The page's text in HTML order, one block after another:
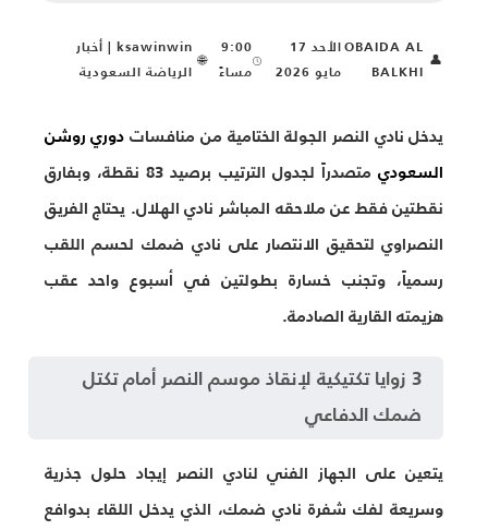
👤
OBAIDA AL
BALKHI
الأحد 17
مايو 2026
9:00
مساءً
🌐
ksawinwin | أخبار
الرياضة السعودية
يدخل نادي النصر الجولة الختامية من منافسات دوري روشن
السعودي متصدراً لجدول الترتيب برصيد 83 نقطة، وبفارق
نقطتين فقط عن ملاحقه المباشر نادي الهلال. يحتاج الفريق
النصراوي لتحقيق الانتصار على نادي ضمك لحسم اللقب
رسمياً، وتجنب خسارة بطولتين في أسبوع واحد عقب
هزيمته القارية الصادمة.
3 زوايا تكتيكية لإنقاذ موسم النصر أمام تكتل
ضمك الدفاعي
يتعين على الجهاز الفني لنادي النصر إيجاد حلول جذرية
وسريعة لفك شفرة نادي ضمك، الذي يدخل اللقاء بدوافع